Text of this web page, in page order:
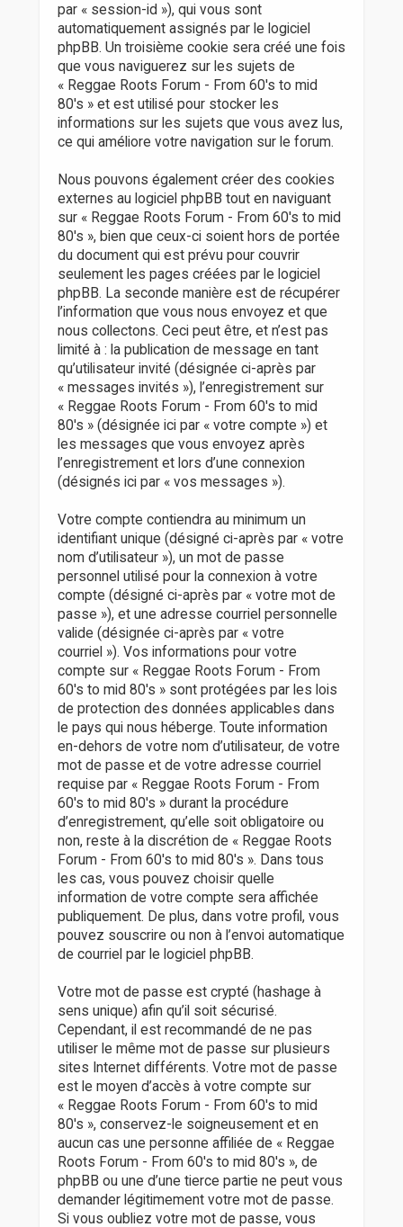
par « session-id »), qui vous sont
automatiquement assignés par le logiciel
phpBB. Un troisième cookie sera créé une fois
que vous naviguerez sur les sujets de
« Reggae Roots Forum - From 60's to mid
80's » et est utilisé pour stocker les
informations sur les sujets que vous avez lus,
ce qui améliore votre navigation sur le forum.
Nous pouvons également créer des cookies
externes au logiciel phpBB tout en naviguant
sur « Reggae Roots Forum - From 60's to mid
80's », bien que ceux-ci soient hors de portée
du document qui est prévu pour couvrir
seulement les pages créées par le logiciel
phpBB. La seconde manière est de récupérer
l’information que vous nous envoyez et que
nous collectons. Ceci peut être, et n’est pas
limité à : la publication de message en tant
qu’utilisateur invité (désignée ci-après par
« messages invités »), l’enregistrement sur
« Reggae Roots Forum - From 60's to mid
80's » (désignée ici par « votre compte ») et
les messages que vous envoyez après
l’enregistrement et lors d’une connexion
(désignés ici par « vos messages »).
Votre compte contiendra au minimum un
identifiant unique (désigné ci-après par « votre
nom d’utilisateur »), un mot de passe
personnel utilisé pour la connexion à votre
compte (désigné ci-après par « votre mot de
passe »), et une adresse courriel personnelle
valide (désignée ci-après par « votre
courriel »). Vos informations pour votre
compte sur « Reggae Roots Forum - From
60's to mid 80's » sont protégées par les lois
de protection des données applicables dans
le pays qui nous héberge. Toute information
en-dehors de votre nom d’utilisateur, de votre
mot de passe et de votre adresse courriel
requise par « Reggae Roots Forum - From
60's to mid 80's » durant la procédure
d’enregistrement, qu’elle soit obligatoire ou
non, reste à la discrétion de « Reggae Roots
Forum - From 60's to mid 80's ». Dans tous
les cas, vous pouvez choisir quelle
information de votre compte sera affichée
publiquement. De plus, dans votre profil, vous
pouvez souscrire ou non à l’envoi automatique
de courriel par le logiciel phpBB.
Votre mot de passe est crypté (hashage à
sens unique) afin qu’il soit sécurisé.
Cependant, il est recommandé de ne pas
utiliser le même mot de passe sur plusieurs
sites Internet différents. Votre mot de passe
est le moyen d’accès à votre compte sur
« Reggae Roots Forum - From 60's to mid
80's », conservez-le soigneusement et en
aucun cas une personne affiliée de « Reggae
Roots Forum - From 60's to mid 80's », de
phpBB ou une d’une tierce partie ne peut vous
demander légitimement votre mot de passe.
Si vous oubliez votre mot de passe, vous